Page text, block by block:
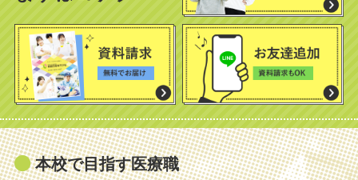
本校で目指す医療職